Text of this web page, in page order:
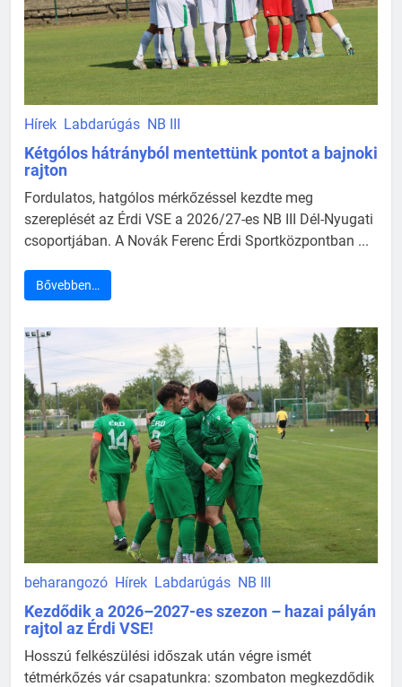
Hírek Labdarúgás NB III
Kétgólos hátrányból mentettünk pontot a bajnoki
rajton
Fordulatos, hatgólos mérkőzéssel kezdte meg
szereplését az Érdi VSE a 2026/27-es NB III Dél-Nyugati
csoportjában. A Novák Ferenc Érdi Sportközpontban ...
Bővebben…
beharangozó Hírek Labdarúgás NB III
Kezdődik a 2026–2027-es szezon – hazai pályán
rajtol az Érdi VSE!
Hosszú felkészülési időszak után végre ismét
tétmérkőzés vár csapatunkra: szombaton megkezdődik